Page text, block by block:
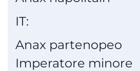
IT:
Anax partenopeo
Imperatore minore